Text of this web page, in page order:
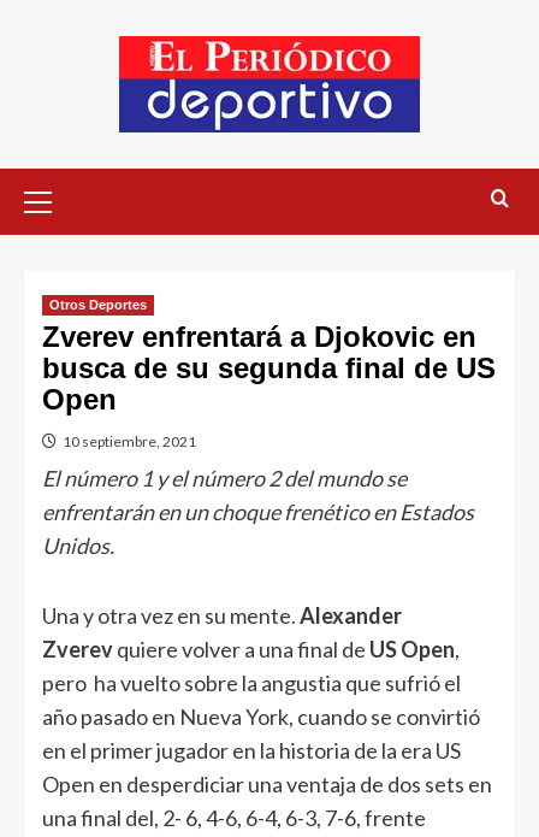
Otros Deportes
Zverev enfrentará a Djokovic en
busca de su segunda final de US
Open
10 septiembre, 2021
El número 1 y el número 2 del mundo se
enfrentarán en un choque frenético en Estados
Unidos.
Una y otra vez en su mente.Alexander
Zverevquiere volver a una final de US Open,
pero ha vuelto sobre la angustia que sufrió el
año pasado en Nueva York, cuando se convirtió
en el primer jugador en la historia de la era US
Open en desperdiciar una ventaja de dos sets en
una final del, 2- 6, 4-6, 6-4, 6-3, 7-6, frente